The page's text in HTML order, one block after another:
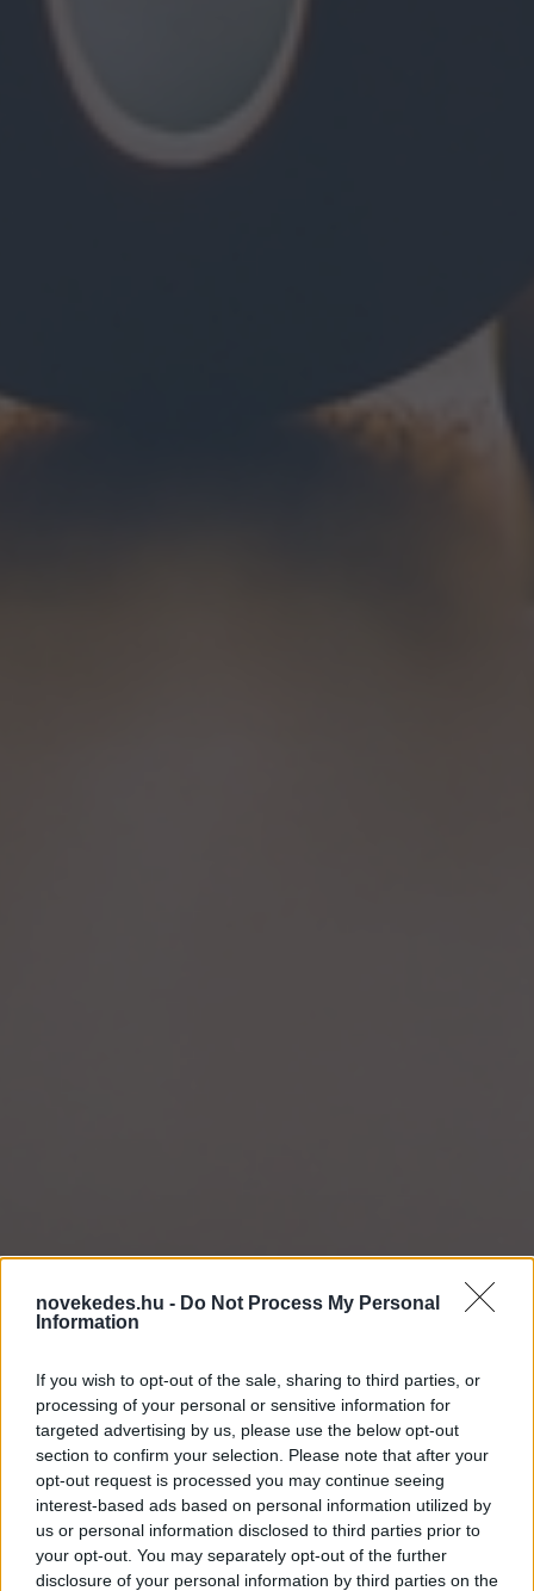
novekedes.hu - Do Not Process My Personal
Information
If you wish to opt-out of the sale, sharing to third parties, or
processing of your personal or sensitive information for
targeted advertising by us, please use the below opt-out
section to confirm your selection. Please note that after your
opt-out request is processed you may continue seeing
interest-based ads based on personal information utilized by
us or personal information disclosed to third parties prior to
your opt-out. You may separately opt-out of the further
disclosure of your personal information by third parties on the
Változik a legnépszerűbb
állampapír kamata